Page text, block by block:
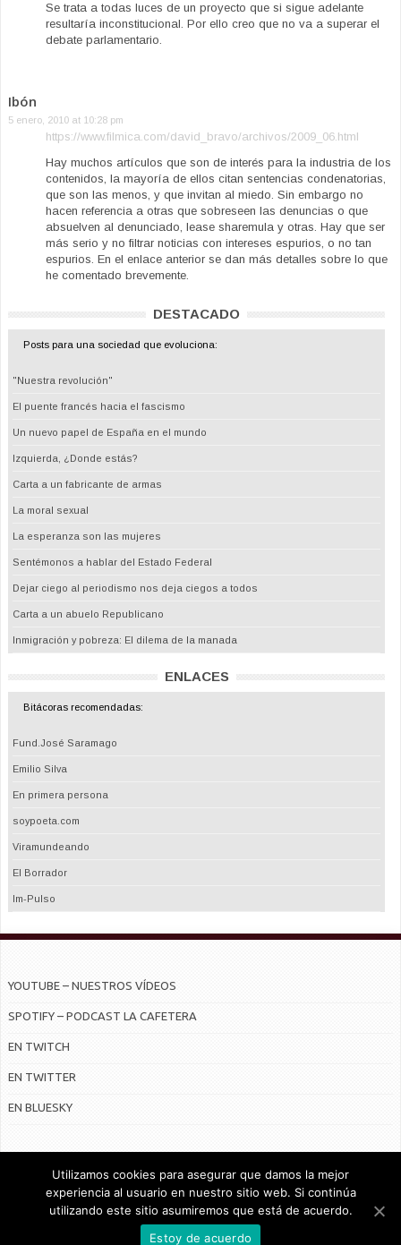
Se trata a todas luces de un proyecto que si sigue adelante
resultaría inconstitucional. Por ello creo que no va a superar el
debate parlamentario.
Ibón
5 enero, 2010 at 10:28 pm
https://www.filmica.com/david_bravo/archivos/2009_06.html
Hay muchos artículos que son de interés para la industria de los
contenidos, la mayoría de ellos citan sentencias condenatorias,
que son las menos, y que invitan al miedo. Sin embargo no
hacen referencia a otras que sobreseen las denuncias o que
absuelven al denunciado, lease sharemula y otras. Hay que ser
más serio y no filtrar noticias con intereses espurios, o no tan
espurios. En el enlace anterior se dan más detalles sobre lo que
he comentado brevemente.
DESTACADO
Posts para una sociedad que evoluciona:
"Nuestra revolución"
El puente francés hacia el fascismo
Un nuevo papel de España en el mundo
Izquierda, ¿Donde estás?
Carta a un fabricante de armas
La moral sexual
La esperanza son las mujeres
Sentémonos a hablar del Estado Federal
Dejar ciego al periodismo nos deja ciegos a todos
Carta a un abuelo Republicano
Inmigración y pobreza: El dilema de la manada
ENLACES
Bitácoras recomendadas:
Fund.José Saramago
Emilio Silva
En primera persona
soypoeta.com
Viramundeando
El Borrador
Im-Pulso
YOUTUBE – NUESTROS VÍDEOS
SPOTIFY – PODCAST LA CAFETERA
EN TWITCH
EN TWITTER
EN BLUESKY
© Radiocable en Internet S.L.
Utilizamos cookies para asegurar que damos la mejor
experiencia al usuario en nuestro sitio web. Si continúa
utilizando este sitio asumiremos que está de acuerdo.
Estoy de acuerdo